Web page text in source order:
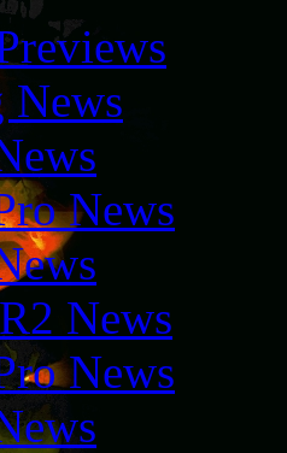
News
News
News
News